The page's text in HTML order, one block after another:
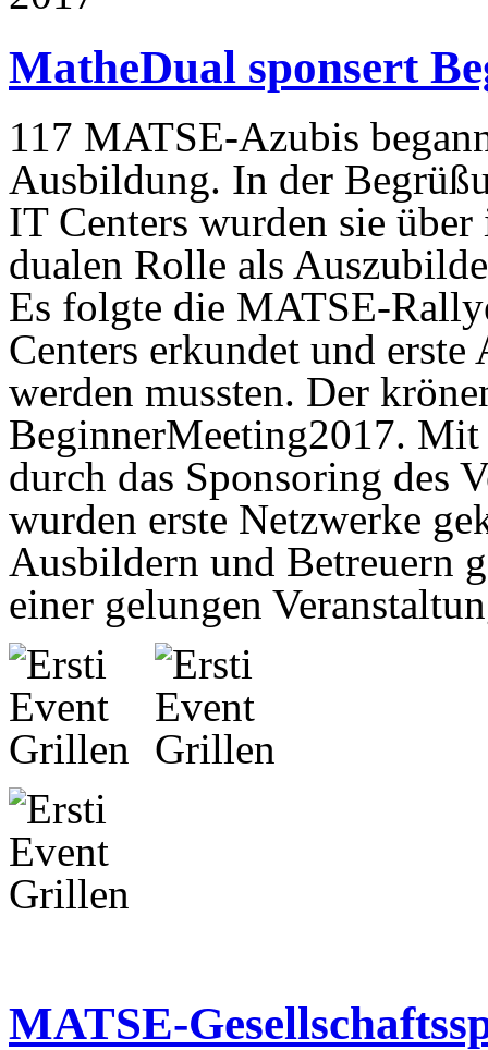
MatheDual sponsert
117 MATSE-Azubis
Ausbildung. In der
IT Centers wurden sie
dualen Rolle als
Es folgte die MATSE-
Centers erkundet und
werden mussten. Der
BeginnerMeeting2017.
durch das Sponsoring des
wurden erste Netzwerke
Ausbildern und Betreuern
einer gelungen
MATSE-